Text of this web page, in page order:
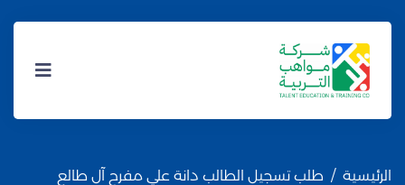
الرئيسية طلب تسجيل الطالب دانة علي مفرح آل طالع